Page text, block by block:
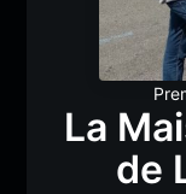
La
de